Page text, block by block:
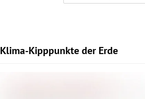
Klima-Kipppunkte der Erde